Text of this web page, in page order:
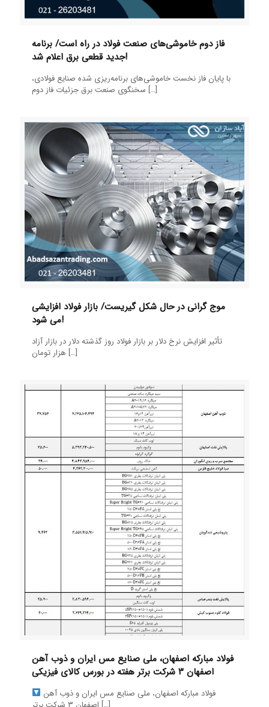
فاز دوم خاموشی‌های صنعت فولاد در راه است/ برنامه
جدید قطعی برق اعلام شد!
با پایان فاز نخست خاموشی‌های برنامه‌ریزی شده صنایع فولادی،
سخنگوی صنعت برق جزئیات فاز دوم […]
موج گرانی در حال شکل گیریست/ بازار فولاد افزایشی
می شود!
تأثیر افزایش نرخ دلار بر بازار فولاد روز گذشته دلار در بازار آزاد
هزار تومان […]
فولاد مبارکه اصفهان، ملی صنایع مس ایران و ذوب آهن
اصفهان ۳ شرکت برتر هفته در بورس کالای فیزیکی